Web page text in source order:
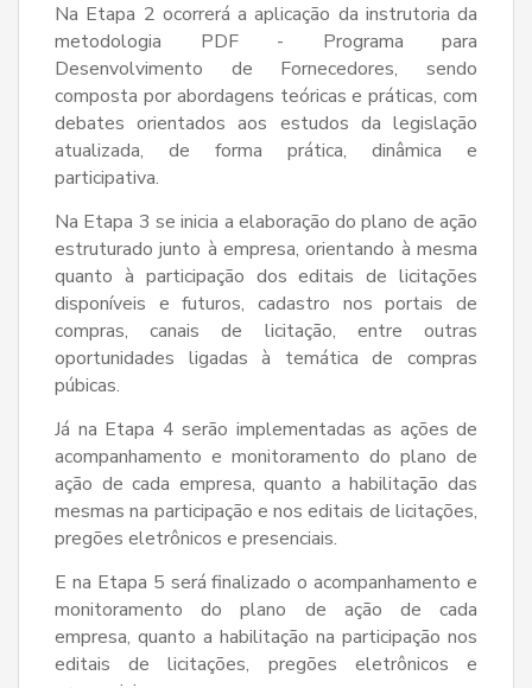
Na Etapa 2 ocorrerá a aplicação da instrutoria da
metodologia PDF - Programa para
Desenvolvimento de Fornecedores, sendo
composta por abordagens teóricas e práticas, com
debates orientados aos estudos da legislação
atualizada, de forma prática, dinâmica e
participativa.
Na Etapa 3 se inicia a elaboração do plano de ação
estruturado junto à empresa, orientando à mesma
quanto à participação dos editais de licitações
disponíveis e futuros, cadastro nos portais de
compras, canais de licitação, entre outras
oportunidades ligadas à temática de compras
púbicas.
Já na Etapa 4 serão implementadas as ações de
acompanhamento e monitoramento do plano de
ação de cada empresa, quanto a habilitação das
mesmas na participação e nos editais de licitações,
pregões eletrônicos e presenciais.
E na Etapa 5 será finalizado o acompanhamento e
monitoramento do plano de ação de cada
empresa, quanto a habilitação na participação nos
editais de licitações, pregões eletrônicos e